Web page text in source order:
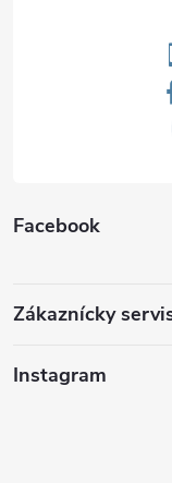
Facebook
Zákaznícky
Instagram